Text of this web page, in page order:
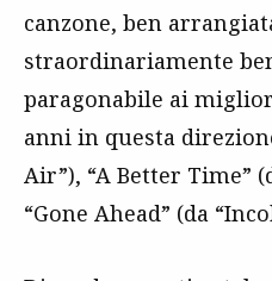
canzone, ben
straordinariamente
paragonabile ai
anni in questa
Air”), “A Better Time”
“Gone Ahead” (da